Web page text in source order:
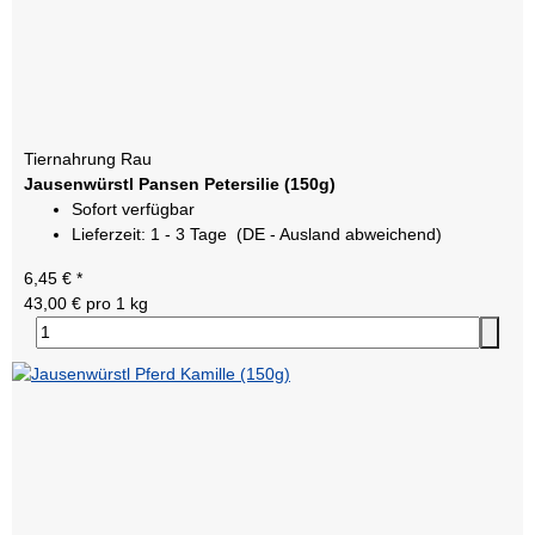
Tiernahrung Rau
Jausenwürstl Pansen Petersilie (150g)
Sofort verfügbar
Lieferzeit: 1 - 3 Tage (DE - Ausland abweichend)
6,45 € *
43,00 € pro 1 kg